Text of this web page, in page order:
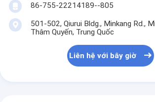
86-755-22214189--805
501-502, Qiurui Bldg., Minkang Rd.,
Thâm Quyến, Trung Quốc
Liên hệ với bây giờ